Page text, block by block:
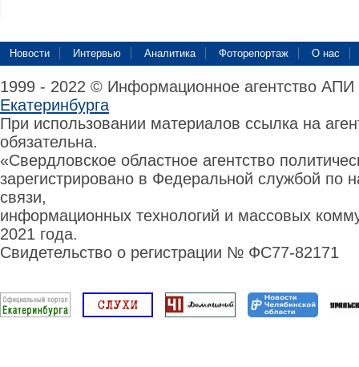
Новости Интервью Аналитика Фоторепортаж О нас
1999 - 2022 © Информационное агентство
Екатеринбурга
При использовании материалов ссылка на
обязательна.
«Свердловское областное агентство
зарегистрировано в Федеральной службой по
связи,
информационных технологий и массовых
2021 года.
Свидетельство о регистрации № ФС77-82171